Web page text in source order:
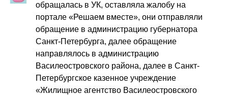
обращалась в УК, оставляла жалобу на
портале «Решаем вместе», они отправляли
обращение в администрацию губернатора
Санкт-Петербурга, далее обращение
направлялось в администрацию
Василеостровского района, далее в Санкт-
Петербургское казенное учреждение
«Жилищное агентство Василеостровского